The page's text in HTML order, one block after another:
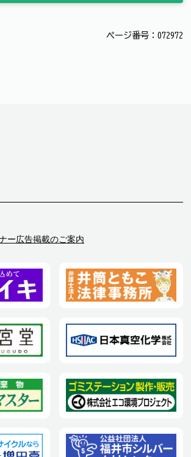
ページ番号：072972
ー広告掲載のご案内